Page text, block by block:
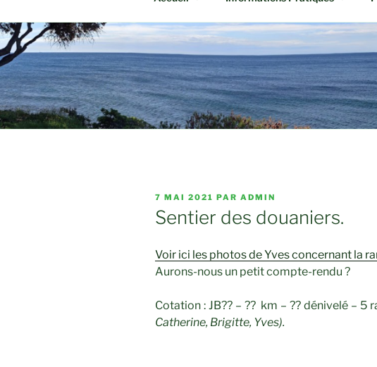
PUBLIÉ
LE
7 MAI 2021 PAR ADMIN
Sentier des douaniers.
Voir ici les photos de Yves concernant la
Aurons-nous un petit compte-rendu ?
Cotation : JB?? – ?? km – ?? dénivelé – 5
Catherine, Brigitte, Yves).